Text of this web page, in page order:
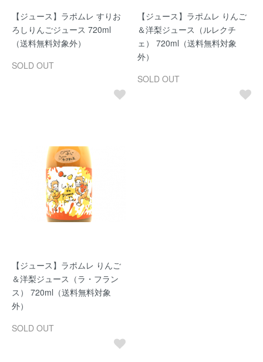
【ジュース】ラポムレ すりお
ろしりんごジュース 720ml
（送料無料対象外）
SOLD OUT
【ジュース】ラポムレ りんご
＆洋梨ジュース（ルレクチ
ェ） 720ml（送料無料対象
外）
SOLD OUT
【ジュース】ラポムレ りんご
＆洋梨ジュース（ラ・フラン
ス） 720ml（送料無料対象
外）
SOLD OUT